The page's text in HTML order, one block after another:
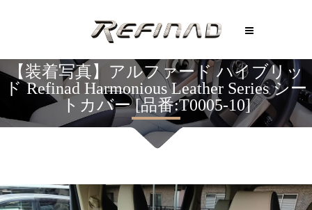
【装着写真】アルファード ハイブリッ
ド Refinad Harmonious Leather Series シー
トカバー [品番:T0005-10]